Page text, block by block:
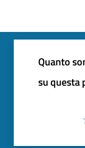
Quanto
su questa